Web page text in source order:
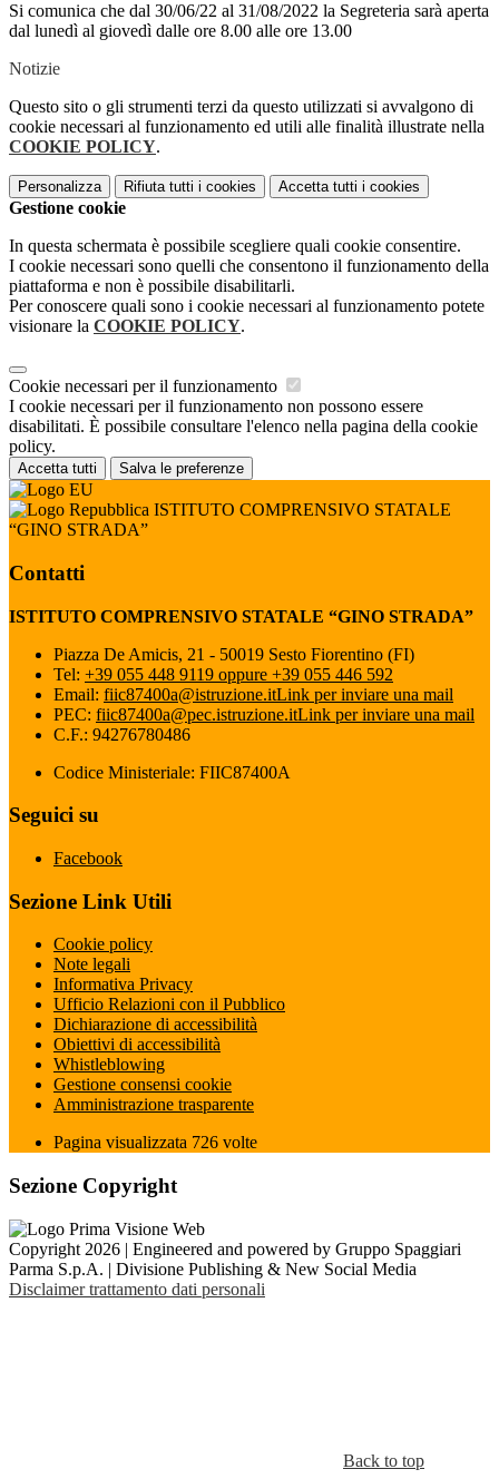
Si comunica che dal 30/06/22 al 31/08/2022 la Segreteria sarà aperta
dal lunedì al giovedì dalle ore 8.00 alle ore 13.00
Notizie
Questo sito o gli strumenti terzi da questo utilizzati si avvalgono di
cookie necessari al funzionamento ed utili alle finalità illustrate nella
COOKIE POLICY.
Personalizza Rifiuta tutti i cookies Accetta tutti i cookies
Gestione cookie
In questa schermata è possibile scegliere quali cookie consentire.
I cookie necessari sono quelli che consentono il funzionamento della
piattaforma e non è possibile disabilitarli.
Per conoscere quali sono i cookie necessari al funzionamento potete
visionare la COOKIE POLICY.
Cookie necessari per il funzionamento
I cookie necessari per il funzionamento non possono essere
disabilitati. È possibile consultare l'elenco nella pagina della cookie
policy.
Accetta tutti Salva le preferenze
ISTITUTO COMPRENSIVO STATALE
“GINO STRADA”
Contatti
ISTITUTO COMPRENSIVO STATALE “GINO STRADA”
Piazza De Amicis, 21 - 50019 Sesto Fiorentino (FI)
Tel: +39 055 448 9119 oppure +39 055 446 592
Email: fiic87400a@istruzione.itLink per inviare una mail
PEC: fiic87400a@pec.istruzione.itLink per inviare una mail
C.F.: 94276780486
Codice Ministeriale: FIIC87400A
Seguici su
Facebook
Sezione Link Utili
Cookie policy
Note legali
Informativa Privacy
Ufficio Relazioni con il Pubblico
Dichiarazione di accessibilità
Obiettivi di accessibilità
Whistleblowing
Gestione consensi cookie
Amministrazione trasparente
Pagina visualizzata 726 volte
Sezione Copyright
Copyright 2026 | Engineered and powered by Gruppo Spaggiari
Parma S.p.A. | Divisione Publishing & New Social Media
Disclaimer trattamento dati personali
Back to top